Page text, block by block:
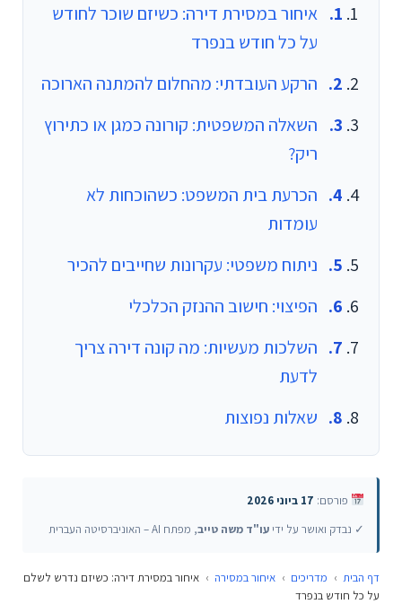
איחור במסירת דירה: כשיזם שוכר לחודש
על כל חודש בנפרד
הרקע העובדתי: מהחלום להמתנה הארוכה
השאלה המשפטית: קורונה כמגן או כתירוץ
ריק?
הכרעת בית המשפט: כשהוכחות לא
עומדות
ניתוח משפטי: עקרונות שחייבים להכיר
הפיצוי: חישוב ההנזק הכלכלי
השלכות מעשיות: מה קונה דירה צריך
לדעת
שאלות נפוצות
פורסם: 17 ביוני 2026
✓ נבדק ואושר על ידי עו"ד משה טייב, מפתח AI – האוניברסיטה העברית
דף הבית › מדריכים › איחור במסירה › איחור במסירת דירה: כשיזם נדרש לשלם
על כל חודש בנפרד